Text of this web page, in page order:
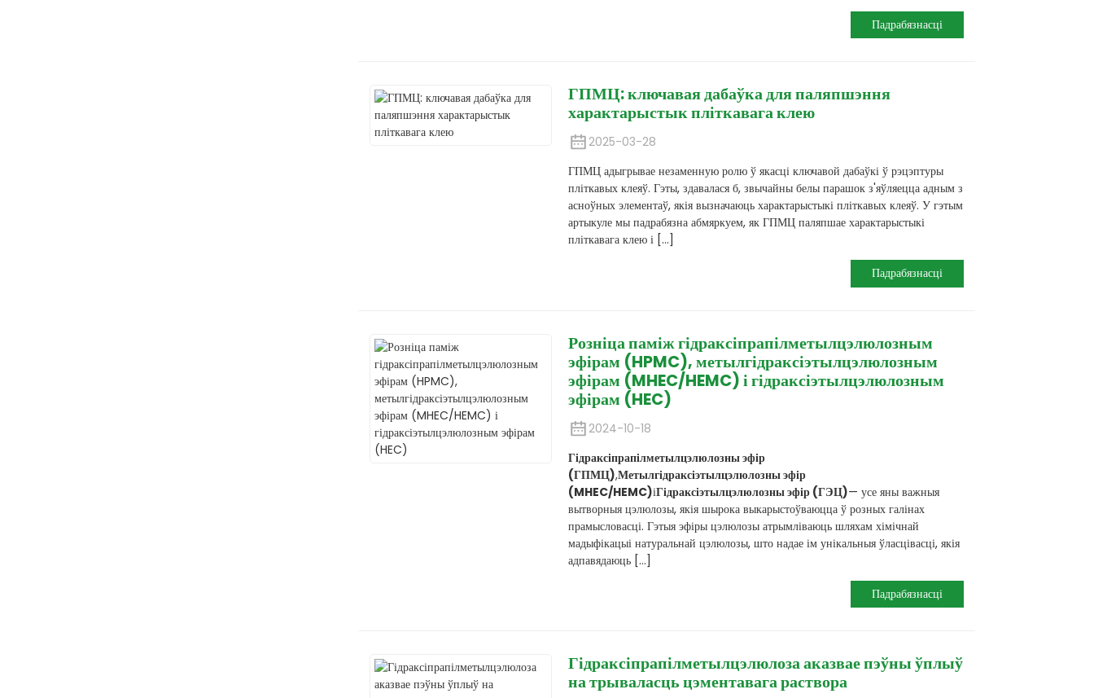
Падрабязнасці
ГПМЦ: ключавая дабаўка для паляпшэння
характарыстык пліткавага клею
2025-03-28
ГПМЦ адыгрывае незаменную ролю ў якасці ключавой дабаўкі ў рэцэптуры
пліткавых клеяў. Гэты, здавалася б, звычайны белы парашок з'яўляецца адным з
асноўных элементаў, якія вызначаюць характарыстыкі пліткавых клеяў. У гэтым
артыкуле мы падрабязна абмяркуем, як ГПМЦ паляпшае характарыстыкі
пліткавага клею і [...]
Падрабязнасці
Розніца паміж гідраксіпрапілметылцэлюлозным
эфірам (HPMC), метылгідраксіэтылцэлюлозным
эфірам (MHEC/HEMC) і гідраксіэтылцэлюлозным
эфірам (HEC)
2024-10-18
Гідраксіпрапілметылцэлюлозны эфір
(ГПМЦ),Метылгідраксіэтылцэлюлозны эфір
(MHEC/HEMC)іГідраксіэтылцэлюлозны эфір (ГЭЦ)— усе яны важныя
вытворныя цэлюлозы, якія шырока выкарыстоўваюцца ў розных галінах
прамысловасці. Гэтыя эфіры цэлюлозы атрымліваюць шляхам хімічнай
мадыфікацыі натуральнай цэлюлозы, што надае ім унікальныя ўласцівасці, якія
адпавядаюць [...]
Падрабязнасці
Гідраксіпрапілметылцэлюлоза аказвае пэўны ўплыў
на трываласць цэментавага раствора